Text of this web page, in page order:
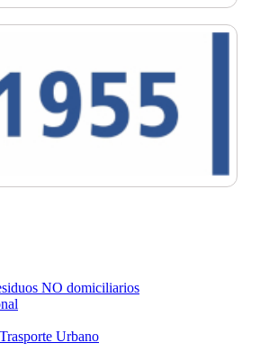
NO domiciliarios
Urbano